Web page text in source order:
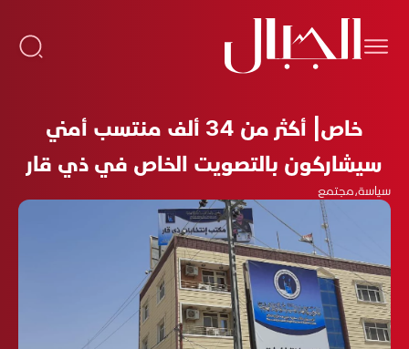
خاص| أكثر من 34 ألف منتسب أمني
سيشاركون بالتصويت الخاص في ذي قار
سياسة،مجتمع